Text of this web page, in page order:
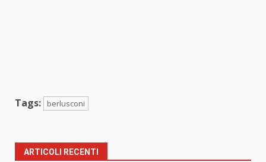
Tags: berlusconi
ARTICOLI RECENTI